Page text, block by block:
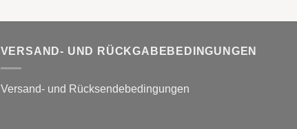
VERSAND- UND RÜCKGABEBEDINGUNGEN
Versand- und Rücksendebedingungen